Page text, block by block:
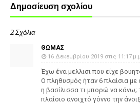
Δημοσίευση σχολίου
2 Σχόλια
ΘΩΜΑΣ
16 Δεκεμβρίου 2019 στις 11:17
Έχω ένα μελλισι που είχε
Ο πληθυσμός ήταν 6 πλαίσια με
η βασίλισσα τι μπορώ να
πλαίσιο ανοιχτό γόννο την